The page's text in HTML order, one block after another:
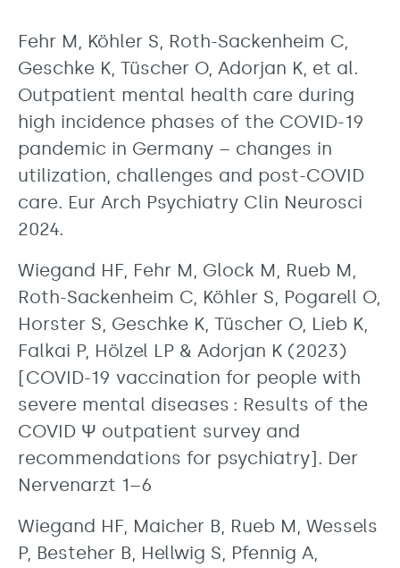
Fehr M, Köhler S, Roth-Sackenheim C,
Geschke K, Tüscher O, Adorjan K, et al.
Outpatient mental health care during
high incidence phases of the COVID-19
pandemic in Germany – changes in
utilization, challenges and post-COVID
care. Eur Arch Psychiatry Clin Neurosci
2024.
Wiegand HF, Fehr M, Glock M, Rueb M,
Roth-Sackenheim C, Köhler S, Pogarell O,
Horster S, Geschke K, Tüscher O, Lieb K,
Falkai P, Hölzel LP & Adorjan K (2023)
[COVID-19 vaccination for people with
severe mental diseases : Results of the
COVID Ψ outpatient survey and
recommendations for psychiatry]. Der
Nervenarzt 1–6
Wiegand HF, Maicher B, Rueb M, Wessels
P, Besteher B, Hellwig S, Pfennig A,